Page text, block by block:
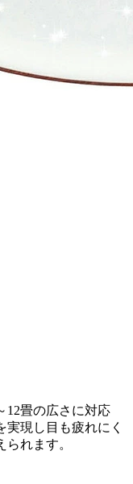
12畳の広さに対応
現し目も疲れにく
れます。